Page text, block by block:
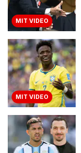
MIT VIDEO
MIT VIDEO